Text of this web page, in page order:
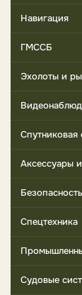
Навигация
ГМССБ
Эхолоты и
Спутниковая
Аксессуары
Безопасность
Спецтехника
Судовые